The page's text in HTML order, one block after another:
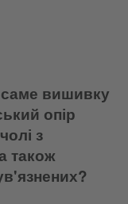
вишивку
опір
з
також